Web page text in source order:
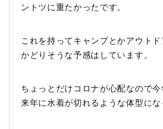
ントツに重たかったです。
これを持ってキャンプとかアウト
かどりそうな予感はしています。
ちょっとだけコロナが心配なので今
来年に水着が切れるような体型にな